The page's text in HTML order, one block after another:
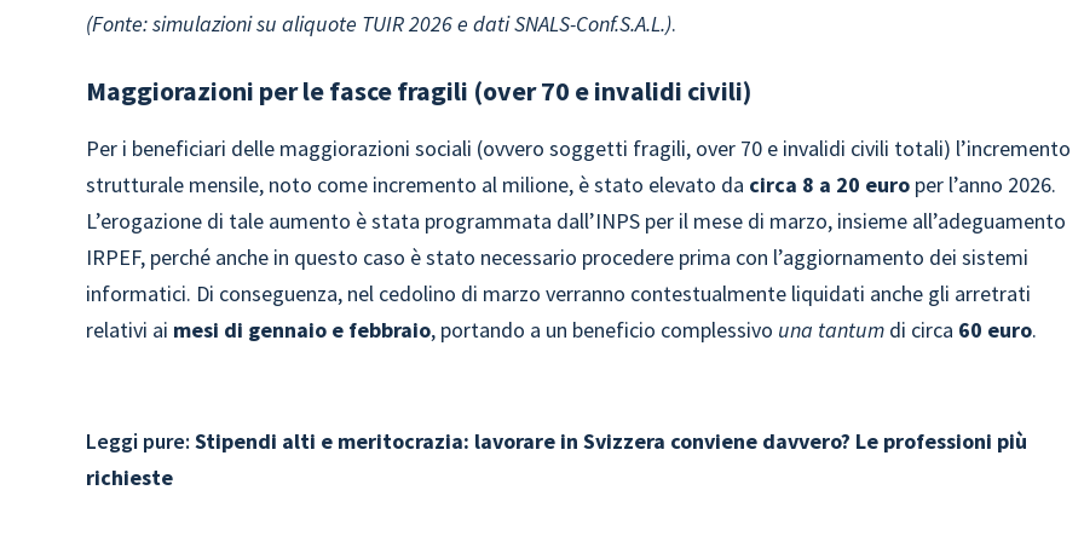
(Fonte: simulazioni su aliquote TUIR 2026 e dati SNALS-Conf.S.A.L.).
Maggiorazioni per le fasce fragili (over 70 e invalidi civili)
Per i beneficiari delle maggiorazioni sociali (ovvero soggetti fragili, over 70 e invalidi civili totali) l’incremento
strutturale mensile, noto come incremento al milione, è stato elevato da circa 8 a 20 euro per l’anno 2026.
L’erogazione di tale aumento è stata programmata dall’INPS per il mese di marzo, insieme all’adeguamento
IRPEF, perché anche in questo caso è stato necessario procedere prima con l’aggiornamento dei sistemi
informatici. Di conseguenza, nel cedolino di marzo verranno contestualmente liquidati anche gli arretrati
relativi ai mesi di gennaio e febbraio, portando a un beneficio complessivo una tantum di circa 60 euro.
Leggi pure: Stipendi alti e meritocrazia: lavorare in Svizzera conviene davvero? Le professioni più
richieste